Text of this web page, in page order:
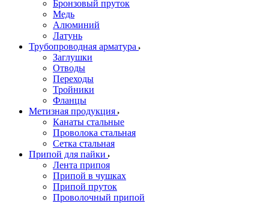
Бронзовый пруток
Медь
Алюминий
Латунь
Трубопроводная арматура
Заглушки
Отводы
Переходы
Тройники
Фланцы
Метизная продукция
Канаты стальные
Проволока стальная
Сетка стальная
Припой для пайки
Лента припоя
Припой в чушках
Припой пруток
Проволочный припой